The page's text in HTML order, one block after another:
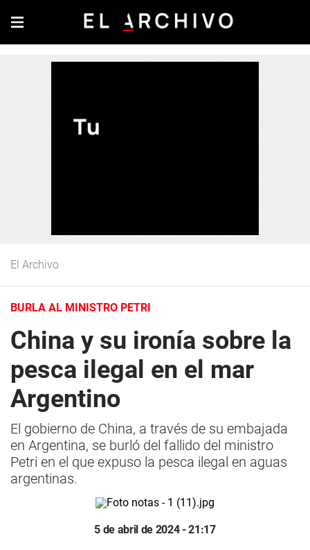
El Archivo
BURLA AL MINISTRO PETRI
China y su ironía sobre la
pesca ilegal en el mar
Argentino
El gobierno de China, a través de su embajada
en Argentina, se burló del fallido del ministro
Petri en el que expuso la pesca ilegal en aguas
argentinas.
5 de abril de 2024 - 21:17